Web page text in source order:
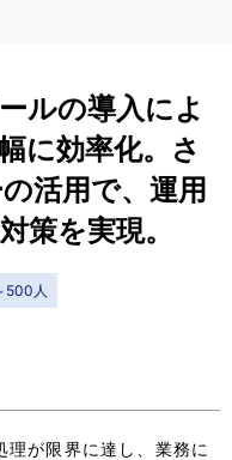
ルの導入によ
に効率化。さ
活用で、運用
策を実現。
500人
理が限界に達し、業務に